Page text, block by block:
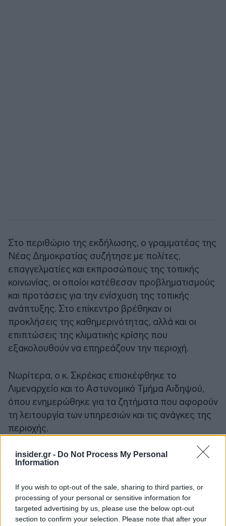
insider.gr - Do Not Process My Personal
Information
If you wish to opt-out of the sale, sharing to third parties, or
processing of your personal or sensitive information for
targeted advertising by us, please use the below opt-out
section to confirm your selection. Please note that after your
Στο περιθώριο της εκδήλωσης, ο γραμματέας της
Νέας Δημοκρατίας συζήτησε με πολίτες,
επαγγελματίες και εκπροσώπους της τοπικής
κοινωνίας, οι οποίοι κατέθεσαν προβληματισμούς
και προτάσεις για την ενίσχυση της τοπικής
ανάπτυξης. Στο επίκεντρο βρέθηκαν οι
προκλήσεις της καθημερινότητας, αλλά και οι
επιπτώσεις της κλιματικής κρίσης που
εξακολουθούν να επηρεάζουν την περιοχή.
Νωρίτερα, ο κ. Σκρέκας επισκέφθηκε το
Λιμεναρχείο και το Αστυνομικό Τμήμα Αιδηψού,
όπου ενημερώθηκε για τα ζητήματα που αφορούν
τη λειτουργία των υπηρεσιών και τις ανάγκες της
περιοχής.
Πηγή: ΑΠΕ-ΜΠΕ